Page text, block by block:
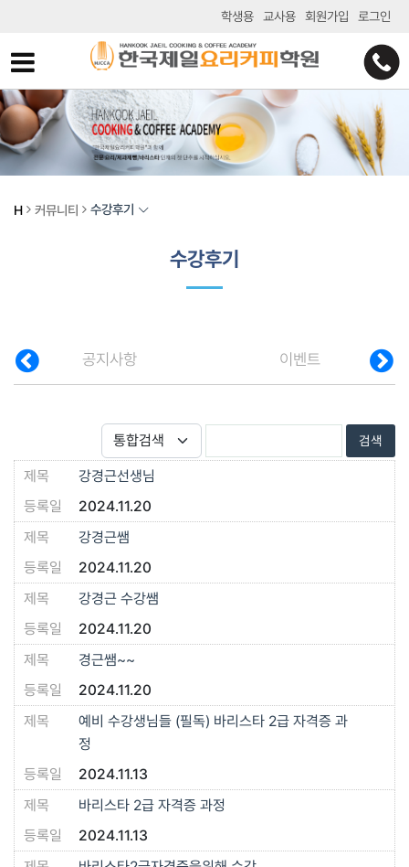
학생용 교사용 회원가입 로그인
H 커뮤니티 수강후기
수강후기
공지사항 이벤트
강경근선생님
2024.11.20
강경근쌤
2024.11.20
강경근 수강쌤
2024.11.20
경근쌤~~
2024.11.20
예비 수강생님들 (필독) 바리스타 2급 자격증 과
정
2024.11.13
바리스타 2급 자격증 과정
2024.11.13